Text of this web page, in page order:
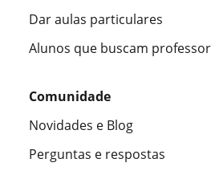
Dar aulas particulares
Alunos que buscam professor
Comunidade
Novidades e Blog
Perguntas e respostas